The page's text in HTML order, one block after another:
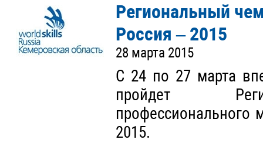
Региональный
Россия – 2015
28 марта 2015
С 24 по 27 марта
пройдет
профессионального
2015.